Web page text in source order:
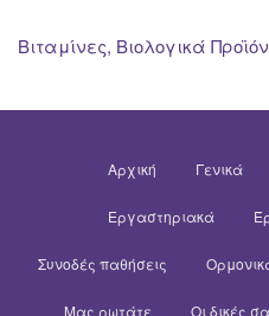
Βιταμίνες, Βιολογικά
Αρχική Γενικά
Εργαστηριακά
Συνοδές παθήσεις
Μας ρωτάτε Οι δικές